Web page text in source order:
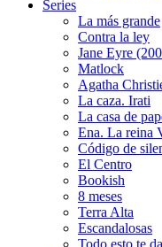
Series
La más grande
Contra la ley
Jane Eyre
Matlock
Agatha
La caza. Irati
La casa de
Ena. La reina
Código de
El Centro
Bookish
8 meses
Terra Alta
Escandalosas